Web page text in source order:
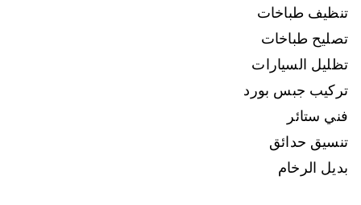
تنظيف طباخات
تصليح طباخات
تظليل السيارات
تركيب جبس بورد
فني ستائر
تنسيق حدائق
بديل الرخام